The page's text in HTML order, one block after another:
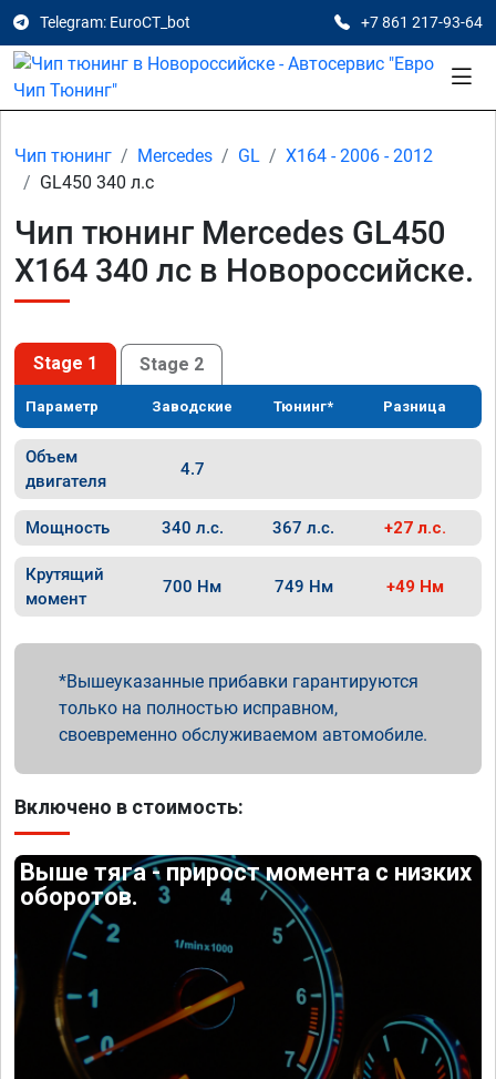
Telegram: EuroCT_bot +7 861 217-93-64
Чип тюнинг Mercedes GL
X164 - 2006 - 2012
GL450 340 л.с
Чип тюнинг Mercedes GL450
X164 340 лс в Новороссийске.
Stage 1 Stage 2
Параметр Заводские Тюнинг* Разница
Объем
двигателя
4.7
Мощность 340 л.с. 367 л.с. +27 л.с.
Крутящий
момент
700 Нм 749 Нм +49 Нм
Вышеуказанные прибавки гарантируются
только на полностью исправном,
своевременно обслуживаемом автомобиле.
Включено в стоимость:
Выше тяга - прирост момента с низких
оборотов.